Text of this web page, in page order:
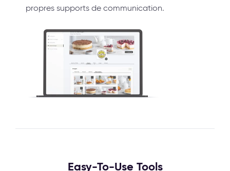
propres supports de communication.
Easy-To-Use Tools